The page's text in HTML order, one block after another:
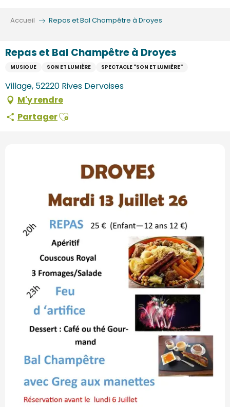
Accueil Repas et Bal Champêtre à Droyes
Repas et Bal Champêtre à Droyes
MUSIQUE SON ET LUMIÈRE SPECTACLE "SON ET LUMIÈRE"
Village, 52220 Rives Dervoises
M'y rendre
PartagerAjouter aux favoris